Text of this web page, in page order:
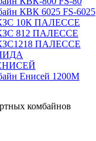
КВК 6025 FS-6025
10К ПАЛЕССЕ
812 ПАЛЕССЕ
ПАЛЕССЕ
Енисей 1200М
комбайнов